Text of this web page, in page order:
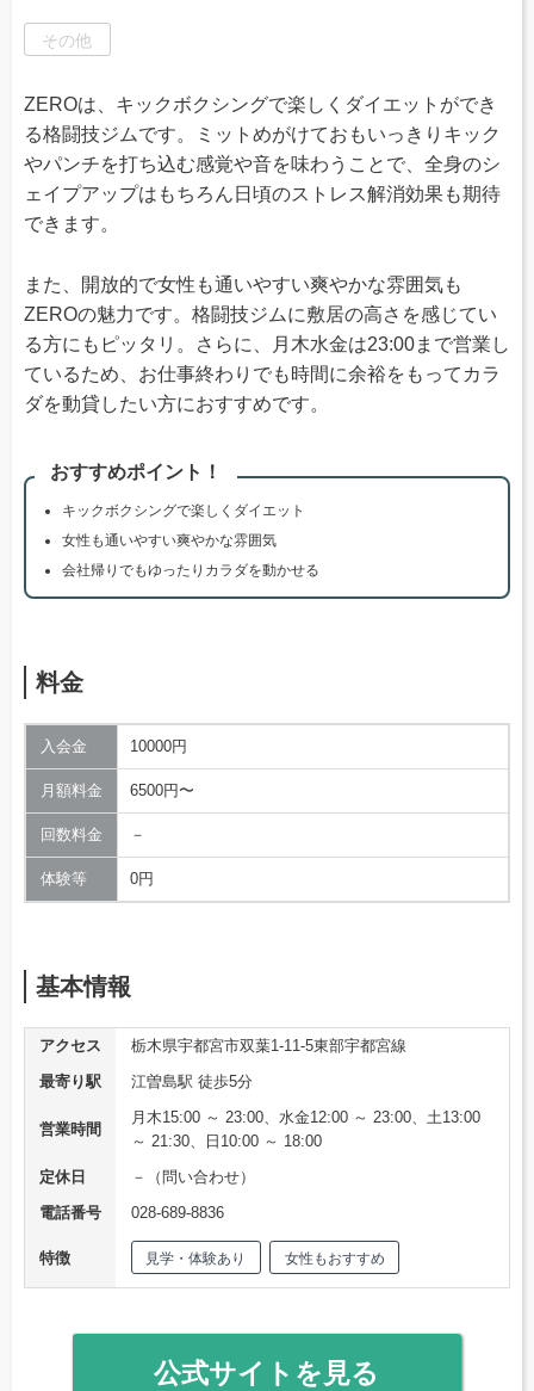
その他
ZEROは、キックボクシングで楽しくダイエットができ
る格闘技ジムです。ミットめがけておもいっきりキック
やパンチを打ち込む感覚や音を味わうことで、全身のシ
ェイプアップはもちろん日頃のストレス解消効果も期待
できます。
また、開放的で女性も通いやすい爽やかな雰囲気も
ZEROの魅力です。格闘技ジムに敷居の高さを感じてい
る方にもピッタリ。さらに、月木水金は23:00まで営業し
ているため、お仕事終わりでも時間に余裕をもってカラ
ダを動貸したい方におすすめです。
おすすめポイント！
キックボクシングで楽しくダイエット
女性も通いやすい爽やかな雰囲気
会社帰りでもゆったりカラダを動かせる
料金
入会金 10000円
月額料金 6500円〜
回数料金 －
体験等 0円
基本情報
アクセス
栃木県宇都宮市双葉1-11-5東部宇都宮線
最寄り駅
江曽島駅 徒歩5分
営業時間
月木15:00 ～ 23:00、水金12:00 ～ 23:00、土13:00
～ 21:30、日10:00 ～ 18:00
定休日
－（問い合わせ）
電話番号
028-689-8836
特徴 見学・体験あり 女性もおすすめ
公式サイトを見る